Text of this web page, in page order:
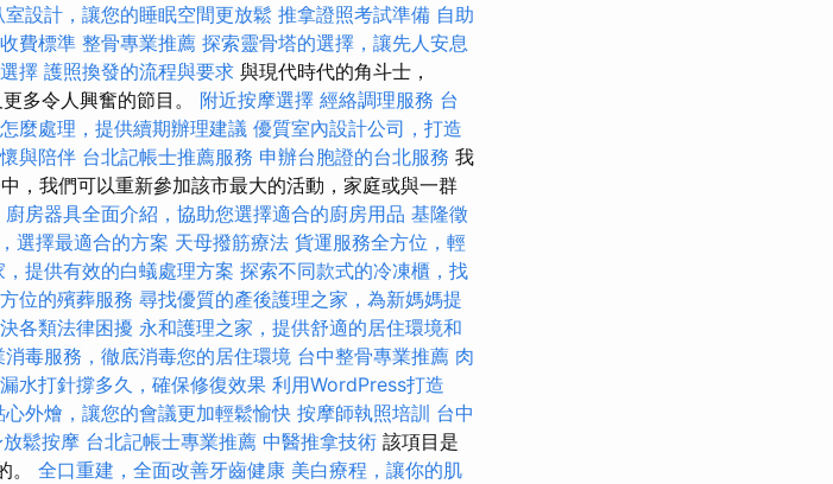
設計，讓您的睡眠空間更放鬆 推拿證照考試準備 自助
費標準 整骨專業推薦 探索靈骨塔的選擇，讓先人安息
擇 護照換發的流程與要求 與現代時代的角斗士，
多令人興奮的節目。 附近按摩選擇 經絡調理服務 台
麼處理，提供續期辦理建議 優質室內設計公司，打造
與陪伴 台北記帳士推薦服務 申辦台胞證的台北服務 我
，我們可以重新參加該市最大的活動，家庭或與一群
廚房器具全面介紹，協助您選擇適合的廚房用品 基隆徵
選擇最適合的方案 天母撥筋療法 貨運服務全方位，輕
提供有效的白蟻處理方案 探索不同款式的冷凍櫃，找
位的殯葬服務 尋找優質的產後護理之家，為新媽媽提
各類法律困擾 永和護理之家，提供舒適的居住環境和
消毒服務，徹底消毒您的居住環境 台中整骨專業推薦 肉
水打針撐多久，確保修復效果 利用WordPress打造
心外燴，讓您的會議更加輕鬆愉快 按摩師執照培訓 台中
鬆按摩 台北記帳士專業推薦 中醫推拿技術 該項目是
。 全口重建，全面改善牙齒健康 美白療程，讓你的肌